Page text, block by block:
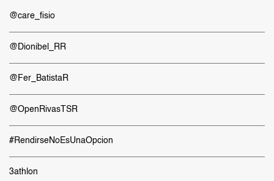
@care_fisio
@Dionibel_RR
@Fer_BatistaR
@OpenRivasTSR
#RendirseNoEsUnaOpcion
3athlon